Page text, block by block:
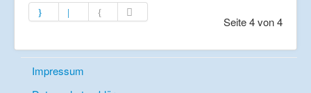
Seite 4 von 4
Impressum